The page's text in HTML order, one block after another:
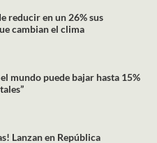
reducir en un 26% sus
cambian el clima
mundo puede bajar hasta 15%
Lanzan en República